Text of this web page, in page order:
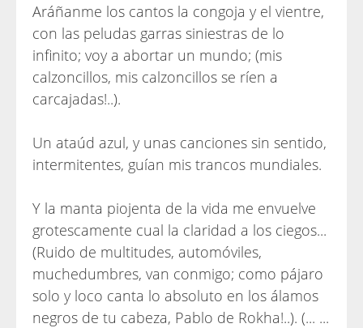
Aráñanme los cantos la congoja y el vientre,
con las peludas garras siniestras de lo
infinito; voy a abortar un mundo; (mis
calzoncillos, mis calzoncillos se ríen a
carcajadas!..).
Un ataúd azul, y unas canciones sin sentido,
intermitentes, guían mis trancos mundiales.
Y la manta piojenta de la vida me envuelve
grotescamente cual la claridad a los ciegos...
(Ruido de multitudes, automóviles,
muchedumbres, van conmigo; como pájaro
solo y loco canta lo absoluto en los álamos
negros de tu cabeza, Pablo de Rokha!..). (... ...